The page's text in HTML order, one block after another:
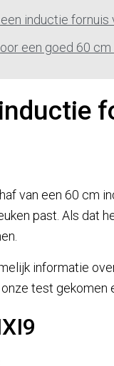
inductie fornuis
een goed 60
van een 60 cm
past. Als dat
informatie
test gekomen